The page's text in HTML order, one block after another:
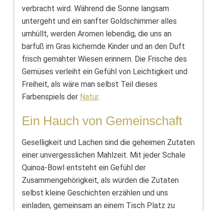
verbracht wird. Während die Sonne langsam
untergeht und ein sanfter Goldschimmer alles
umhüllt, werden Aromen lebendig, die uns an
barfuß im Gras kichernde Kinder und an den Duft
frisch gemähter Wiesen erinnern. Die Frische des
Gemüses verleiht ein Gefühl von Leichtigkeit und
Freiheit, als wäre man selbst Teil dieses
Farbenspiels der Natur.
Ein Hauch von Gemeinschaft
Geselligkeit und Lachen sind die geheimen Zutaten
einer unvergesslichen Mahlzeit. Mit jeder Schale
Quinoa-Bowl entsteht ein Gefühl der
Zusammengehörigkeit, als würden die Zutaten
selbst kleine Geschichten erzählen und uns
einladen, gemeinsam an einem Tisch Platz zu